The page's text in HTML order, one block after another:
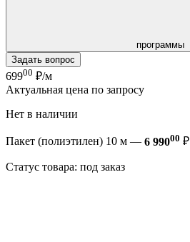
программы
Задать вопрос
69900 ₽/м
Актуальная цена по запросу
Нет в наличии
Пакет (полиэтилен) 10 м — 6 99000 ₽
Статус товара: под заказ